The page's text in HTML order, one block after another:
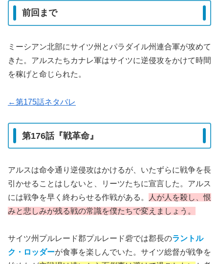
前回まで
ミーシアン北部にサイツ州とパラダイル州連合軍が攻めて
きた。アルスたちカナレ軍はサイツに逆侵攻をかけて時間
を稼げと命じられた。
←第175話ネタバレ
第176話『戦革命』
アルスは命令通り逆侵攻はかけるが、いたずらに戦争を長
引かせることはしないと、リーツたちに宣言した。アルス
には戦争を早く終わらせる作戦がある。
人が人を殺し、恨
みと悲しみが残る戦の常識を僕たちで変えましょう。
サイツ州プルレード郡プルレード砦では郡長のラントル
ク・ロッダーが食事を楽しんでいた。サイツ総督が戦争を